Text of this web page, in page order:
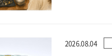
2026.08.04